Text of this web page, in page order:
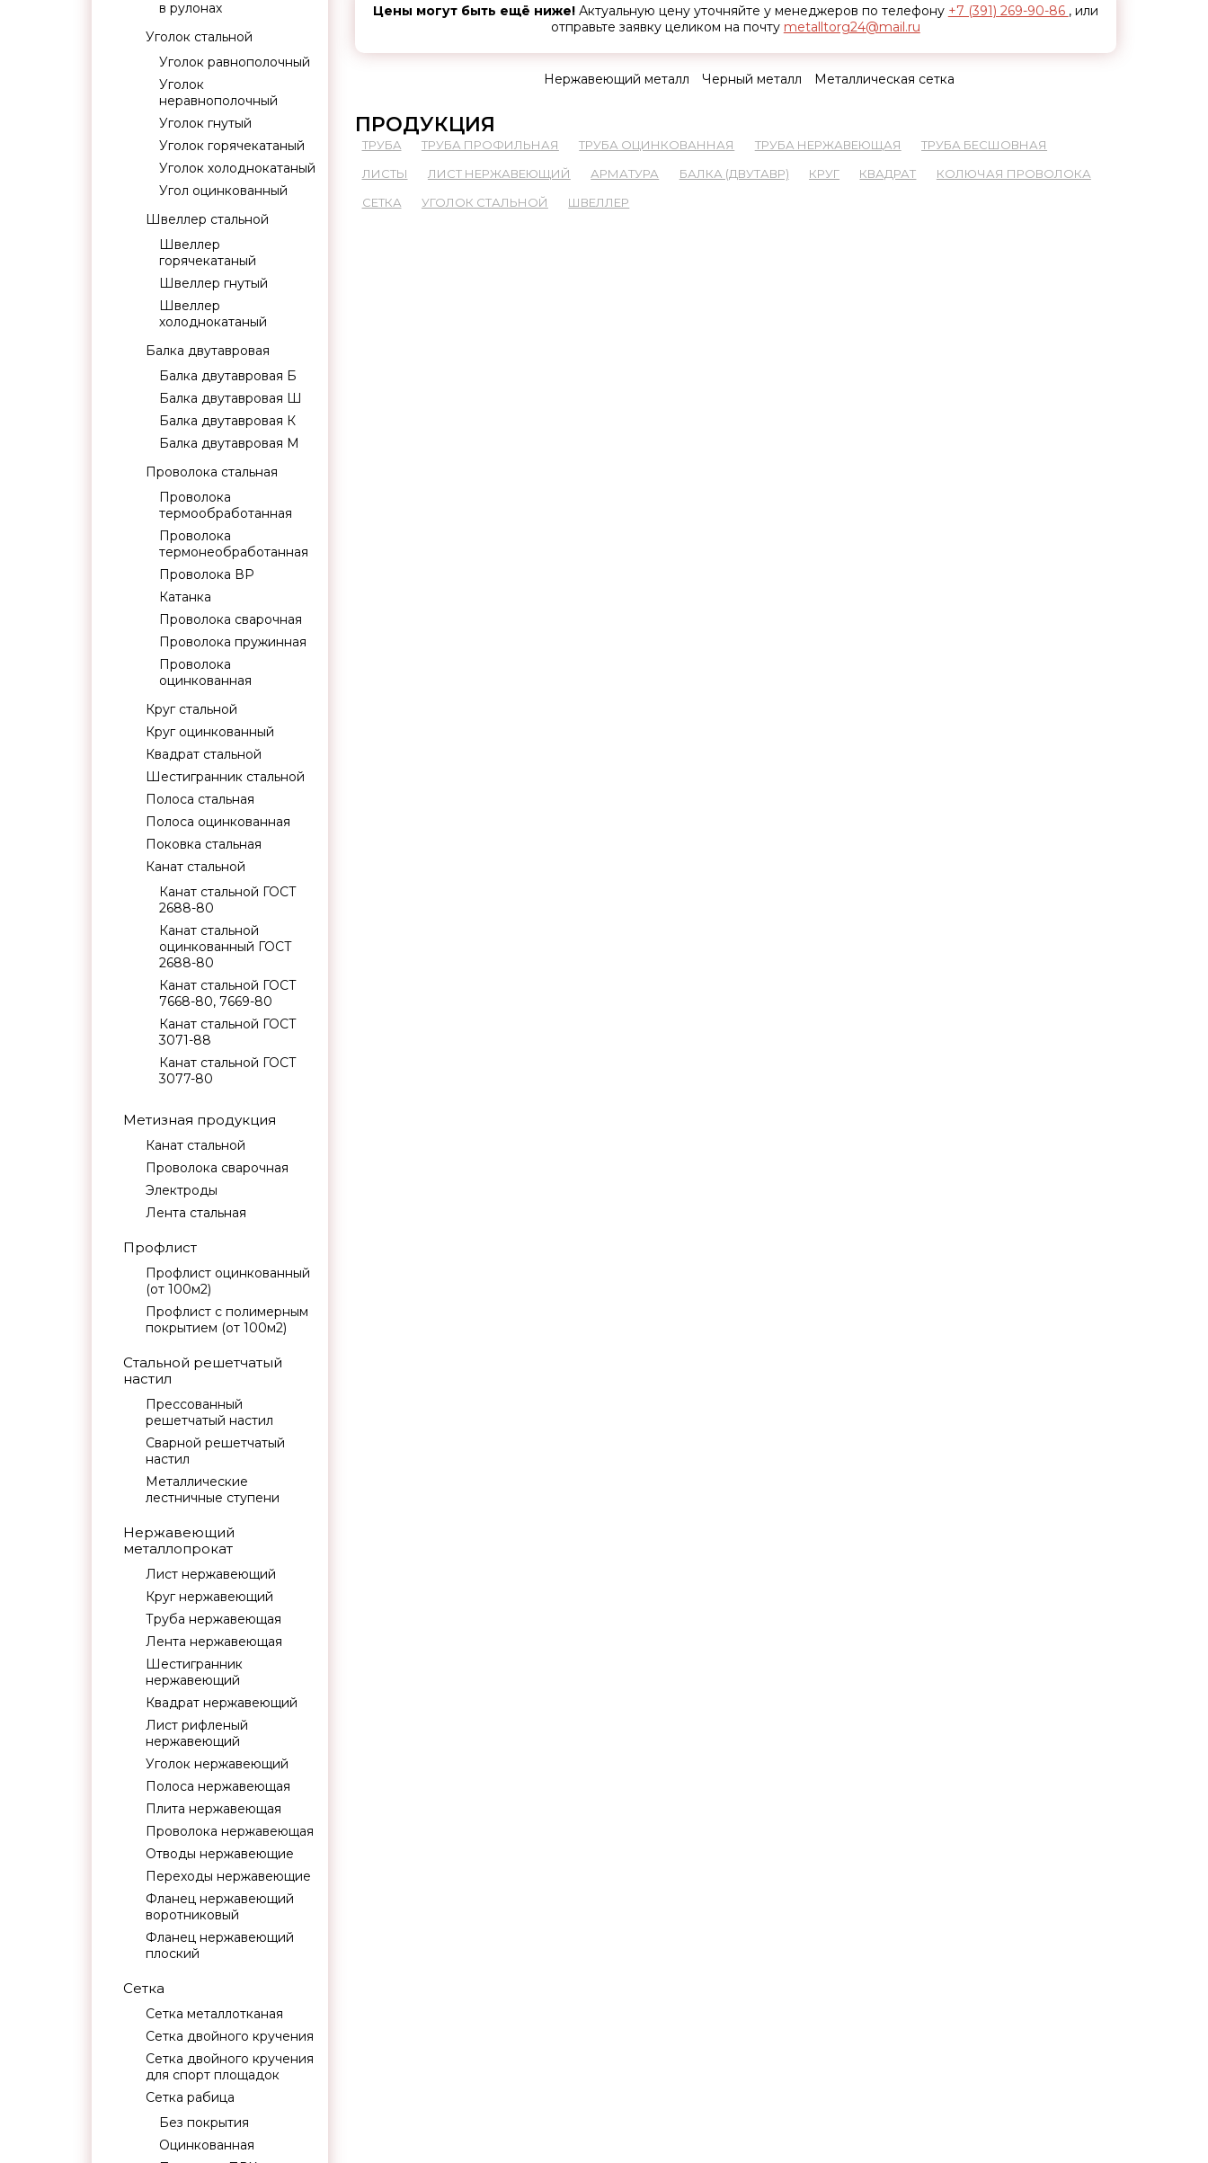
в рулонах
Уголок стальной
Уголок равнополочный
Уголок
неравнополочный
Уголок гнутый
Уголок горячекатаный
Уголок холоднокатаный
Угол оцинкованный
Швеллер стальной
Швеллер
горячекатаный
Швеллер гнутый
Швеллер
холоднокатаный
Балка двутавровая
Балка двутавровая Б
Балка двутавровая Ш
Балка двутавровая К
Балка двутавровая М
Проволока стальная
Проволока
термообработанная
Проволока
термонеобработанная
Проволока ВР
Катанка
Проволока сварочная
Проволока пружинная
Проволока
оцинкованная
Круг стальной
Круг оцинкованный
Квадрат стальной
Шестигранник стальной
Полоса стальная
Полоса оцинкованная
Поковка стальная
Канат стальной
Канат стальной ГОСТ
2688-80
Канат стальной
оцинкованный ГОСТ
2688-80
Канат стальной ГОСТ
7668-80, 7669-80
Канат стальной ГОСТ
3071-88
Канат стальной ГОСТ
3077-80
Метизная продукция
Канат стальной
Проволока сварочная
Электроды
Лента стальная
Профлист
Профлист оцинкованный
(от 100м2)
Профлист с полимерным
покрытием (от 100м2)
Стальной решетчатый
настил
Прессованный
решетчатый настил
Сварной решетчатый
настил
Металлические
лестничные ступени
Нержавеющий
металлопрокат
Лист нержавеющий
Круг нержавеющий
Труба нержавеющая
Лента нержавеющая
Шестигранник
нержавеющий
Квадрат нержавеющий
Лист рифленый
нержавеющий
Уголок нержавеющий
Полоса нержавеющая
Плита нержавеющая
Проволока нержавеющая
Отводы нержавеющие
Переходы нержавеющие
Фланец нержавеющий
воротниковый
Фланец нержавеющий
плоский
Сетка
Сетка металлотканая
Сетка двойного кручения
Сетка двойного кручения
для спорт площадок
Сетка рабица
Без покрытия
Оцинкованная
Цены могут быть ещё ниже!Актуальную цену уточняйте у менеджеров по телефону +7 (391) 269-90-86 , или
отправьте заявку целиком на почту metalltorg24@mail.ru
Нержавеющий металл Черный металл Металлическая сетка
ПРОДУКЦИЯ
ТРУБА ТРУБА ПРОФИЛЬНАЯ ТРУБА ОЦИНКОВАННАЯ ТРУБА НЕРЖАВЕЮЩАЯ
ТРУБА БЕСШОВНАЯ
ЛИСТЫ
ЛИСТ НЕРЖАВЕЮЩИЙ АРМАТУРА БАЛКА (ДВУТАВР) КРУГ КВАДРАТ
КОЛЮЧАЯ ПРОВОЛОКА
СЕТКА
УГОЛОК СТАЛЬНОЙ ШВЕЛЛЕР